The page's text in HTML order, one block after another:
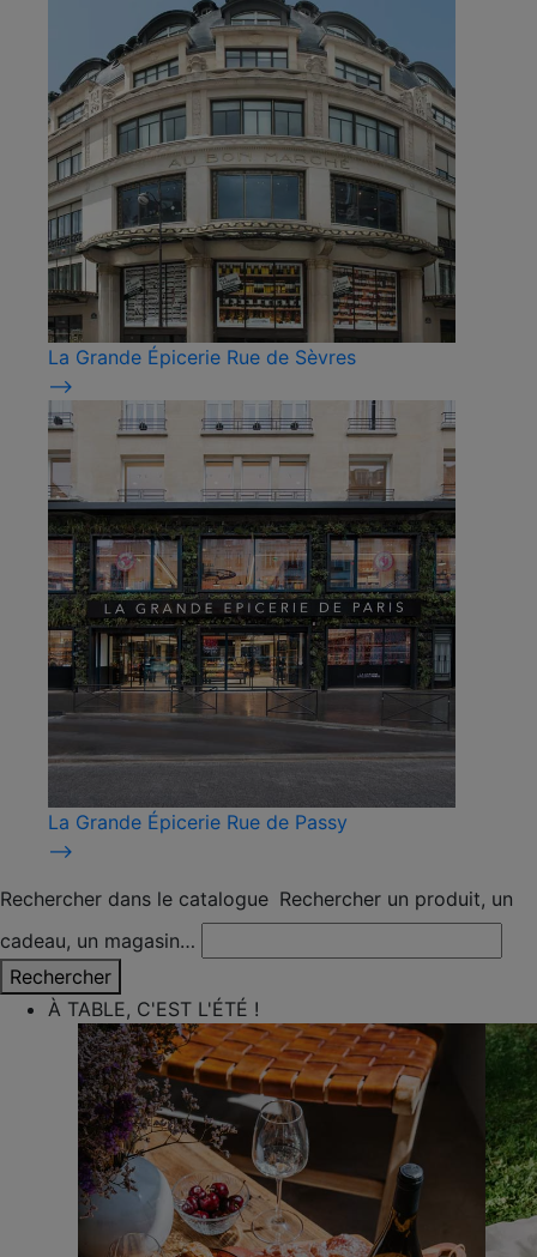
La Grande Épicerie Rue de Sèvres
⟶
La Grande Épicerie Rue de Passy
⟶
Rechercher dans le catalogue Rechercher un produit, un
cadeau, un magasin…
Rechercher
À TABLE, C'EST L'ÉTÉ !